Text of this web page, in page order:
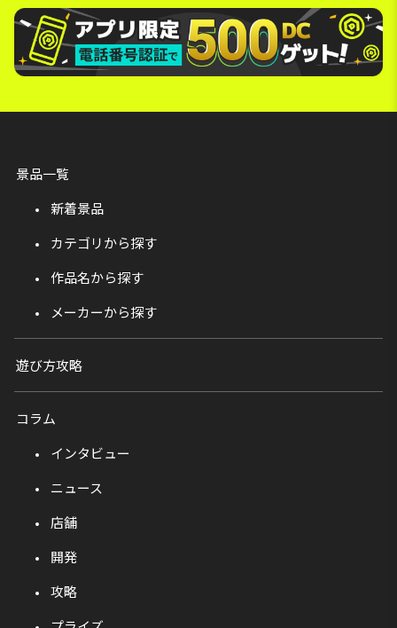
景品一覧
新着景品
カテゴリから探す
作品名から探す
メーカーから探す
遊び方攻略
コラム
インタビュー
ニュース
店舗
開発
攻略